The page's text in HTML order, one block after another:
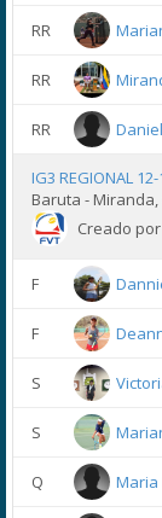
RR
RR
RR
IG3 REGIONAL
Baruta - Miranda,
Creado por
F
F
S
S
Q Maria